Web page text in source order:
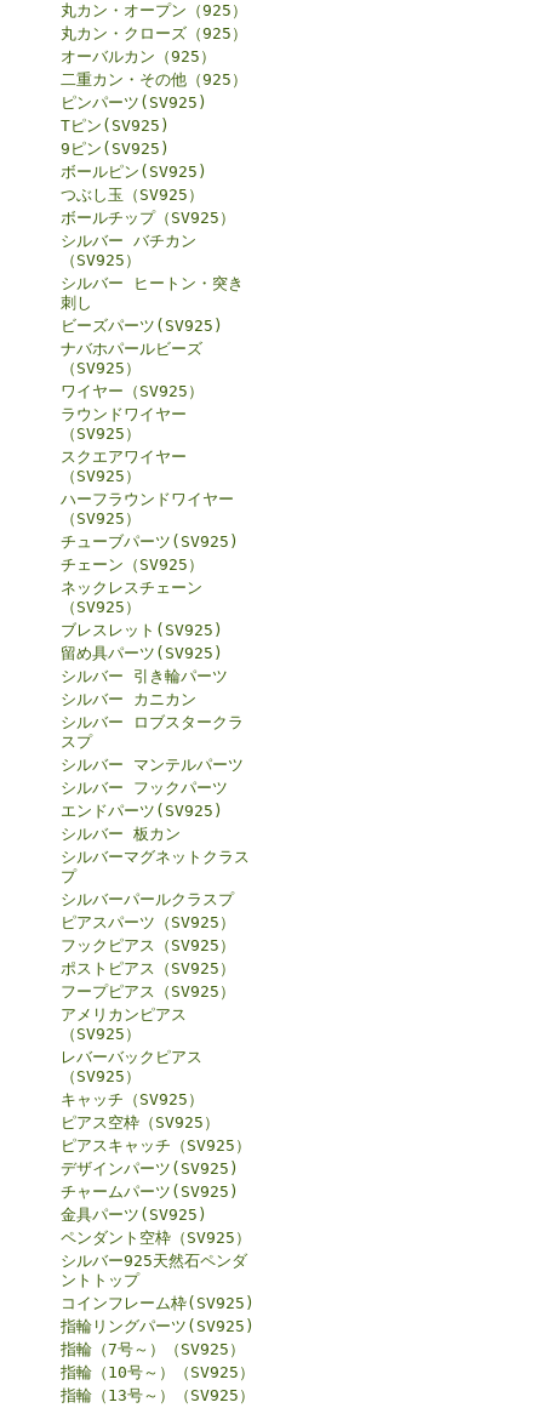
丸カン・オープン（925）
丸カン・クローズ（925）
オーバルカン（925）
二重カン・その他（925）
ピンパーツ(SV925)
Tピン(SV925)
9ピン(SV925)
ボールピン(SV925)
つぶし玉（SV925）
ボールチップ（SV925）
シルバー バチカン
（SV925）
シルバー ヒートン・突き
刺し
ビーズパーツ(SV925)
ナバホパールビーズ
（SV925）
ワイヤー（SV925）
ラウンドワイヤー
（SV925）
スクエアワイヤー
（SV925）
ハーフラウンドワイヤー
（SV925）
チューブパーツ(SV925)
チェーン（SV925）
ネックレスチェーン
（SV925）
ブレスレット(SV925)
留め具パーツ(SV925)
シルバー 引き輪パーツ
シルバー カニカン
シルバー ロブスタークラ
スプ
シルバー マンテルパーツ
シルバー フックパーツ
エンドパーツ(SV925)
シルバー 板カン
シルバーマグネットクラス
プ
シルバーパールクラスプ
ピアスパーツ（SV925）
フックピアス（SV925）
ポストピアス（SV925）
フープピアス（SV925）
アメリカンピアス
（SV925）
レバーバックピアス
（SV925）
キャッチ（SV925）
ピアス空枠（SV925）
ピアスキャッチ（SV925）
デザインパーツ(SV925)
チャームパーツ(SV925)
金具パーツ(SV925)
ペンダント空枠（SV925）
シルバー925天然石ペンダ
ントトップ
コインフレーム枠(SV925)
指輪リングパーツ(SV925)
指輪（7号～）（SV925）
指輪（10号～）（SV925）
指輪（13号～）（SV925）